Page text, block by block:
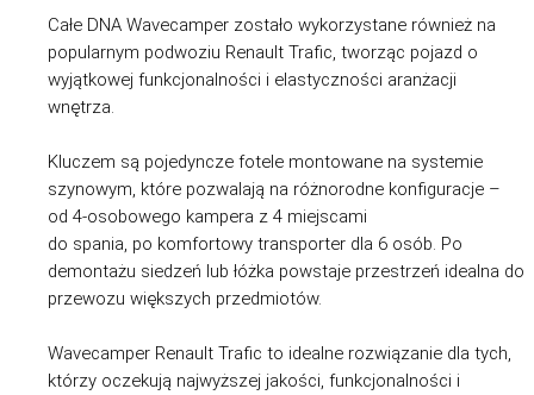
Całe DNA Wavecamper zostało wykorzystane również na
popularnym podwoziu Renault Trafic, tworząc pojazd o
wyjątkowej funkcjonalności i elastyczności aranżacji
wnętrza.
Kluczem są pojedyncze fotele montowane na systemie
szynowym, które pozwalają na różnorodne konfiguracje –
od 4-osobowego kampera z 4 miejscami
do spania, po komfortowy transporter dla 6 osób. Po
demontażu siedzeń lub łóżka powstaje przestrzeń idealna do
przewozu większych przedmiotów.
Wavecamper Renault Trafic to idealne rozwiązanie dla tych,
którzy oczekują najwyższej jakości, funkcjonalności i